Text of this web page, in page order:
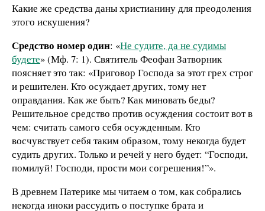
Какие же средства даны христианину для преодоления
этого искушения?
Средство номер один: «Не судите, да не судимы
будете» (Мф. 7: 1). Святитель Феофан Затворник
поясняет это так: «Приговор Господа за этот грех строг
и решителен. Кто осуждает других, тому нет
оправдания. Как же быть? Как миновать беды?
Решительное средство против осуждения состоит вот в
чем: считать самого себя осужденным. Кто
восчувствует себя таким образом, тому некогда будет
судить других. Только и речей у него будет: “Господи,
помилуй! Господи, прости мои согрешения!”».
В древнем Патерике мы читаем о том, как собрались
некогда иноки рассудить о поступке брата и